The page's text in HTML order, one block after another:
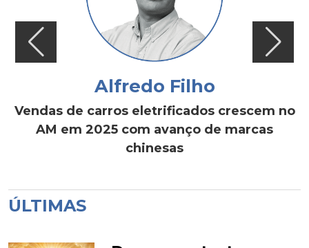
Alfredo Filho
Vendas de carros eletrificados crescem no
AM em 2025 com avanço de marcas
chinesas
ÚLTIMAS